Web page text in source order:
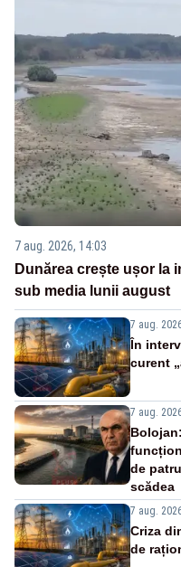
7 aug. 2026, 14:03
Dunărea crește ușor la
sub media lunii august
7 aug.
În
curent
7 aug.
de
scădea
7 aug.
Criza
de